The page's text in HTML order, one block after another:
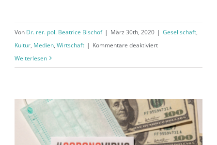
Von Dr. rer. pol. Beatrice Bischof | März 30th, 2020 | Gesellschaft,
Kultur, Medien, Wirtschaft | Kommentare deaktiviertfür
und
Kreativität
Weiterlesen